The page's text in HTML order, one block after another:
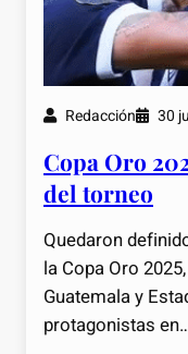
Redacción 30
Copa Oro
del torneo
Quedaron
la Copa Oro
Guatemala y
protagonistas